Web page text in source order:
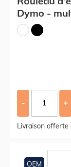
Dymo -
blanc
- +
Livraison offerte
OEM